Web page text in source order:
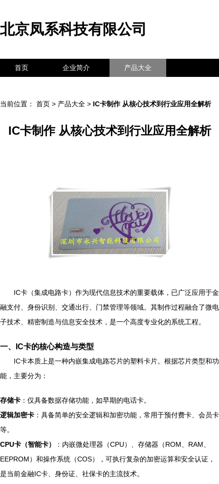
北京凤系科技有限公司
首页 企业简介 产品大全
当前位置： 首页 > 产品大全 > IC卡制作 从核心技术到行业应用全解析
IC卡制作 从核心技术到行业应用全解析
IC卡（集成电路卡）作为现代信息技术的重要载体，已广泛应用于金
融支付、身份识别、交通出行、门禁管理等领域。其制作过程融合了微电
子技术、精密制造与信息安全技术，是一个高度专业化的系统工程。
一、IC卡的核心构造与类型
IC卡本质上是一种内嵌集成电路芯片的塑料卡片。根据芯片类型和功
能，主要分为：
存储卡 ：仅具备数据存储功能，如早期的电话卡。
逻辑加密卡 ：具备简单的安全逻辑和加密功能，常用于预付费卡、会员卡
等。
CPU卡（智能卡）
：内嵌微处理器（CPU）、存储器（ROM、RAM、
EEPROM）和操作系统（COS），可执行复杂的加密运算和安全认证，
是当前金融IC卡、身份证、社保卡的主流技术。